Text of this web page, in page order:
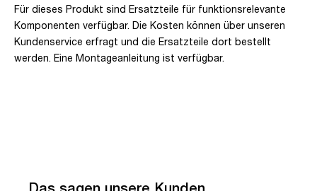
Für dieses Produkt sind Ersatzteile für funktionsrelevante
Komponenten verfügbar. Die Kosten können über unseren
Kundenservice erfragt und die Ersatzteile dort bestellt
werden. Eine Montageanleitung ist verfügbar.